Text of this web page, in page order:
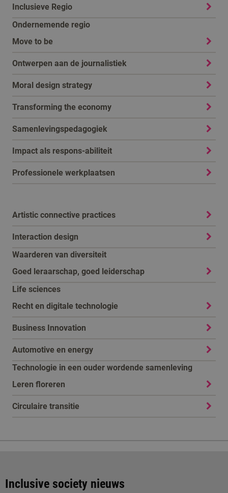
Inclusieve Regio
Ondernemende regio
Move to be
Ontwerpen aan de journalistiek
Moral design strategy
Transforming the economy
Samenlevingspedagogiek
Impact als respons-abiliteit
Professionele werkplaatsen
Artistic connective practices
Interaction design
Waarderen van diversiteit
Goed leraarschap, goed leiderschap
Life sciences
Recht en digitale technologie
Business Innovation
Automotive en energy
Technologie in een ouder wordende samenleving
Leren floreren
Circulaire transitie
Inclusive society nieuws